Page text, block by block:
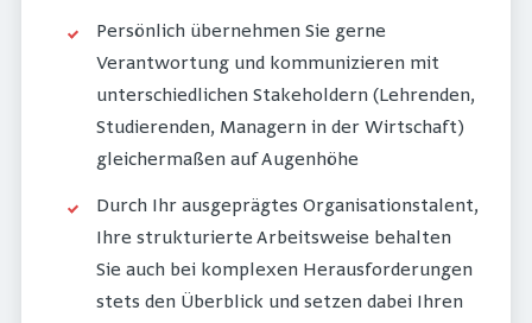
Persönlich übernehmen Sie gerne
Verantwortung und kommunizieren mit
unterschiedlichen Stakeholdern (Lehrenden,
Studierenden, Managern in der Wirtschaft)
gleichermaßen auf Augenhöhe
Durch Ihr ausgeprägtes Organisationstalent,
Ihre strukturierte Arbeitsweise behalten
Sie auch bei komplexen Herausforderungen
stets den Überblick und setzen dabei Ihren